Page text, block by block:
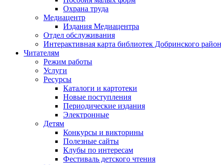
Охрана труда
Медиацентр
Издания Медиацентра
Отдел обслуживания
Интерактивная карта библиотек Добринского
Читателям
Режим работы
Услуги
Ресурсы
Каталоги и картотеки
Новые поступления
Периодические издания
Электронные
Детям
Конкурсы и викторины
Полезные сайты
Клубы по интересам
Фестиваль детского чтения